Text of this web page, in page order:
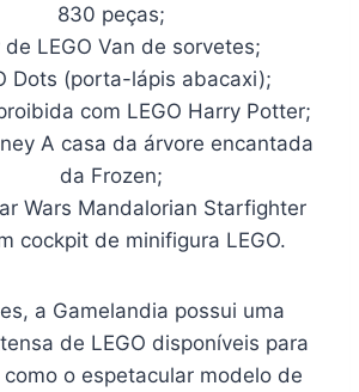
830 peças;
de LEGO Van de sorvetes;
Dots (porta-lápis abacaxi);
com LEGO Harry Potter;
A casa da árvore encantada
da Frozen;
Wars Mandalorian Starfighter
cockpit de minifigura LEGO.
a Gamelandia possui uma
de LEGO disponíveis para
o espetacular modelo de